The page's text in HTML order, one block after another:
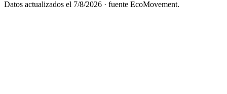
Datos actualizados el 7/8/2026 · fuente EcoMovement.